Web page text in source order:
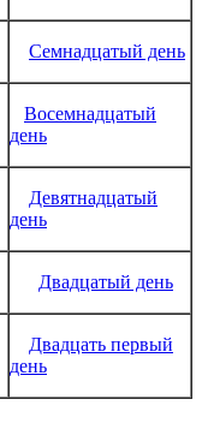
Семнадцатый день
Восемнадцатый
день
Девятнадцатый
день
Двадцатый день
Двадцать первый
день